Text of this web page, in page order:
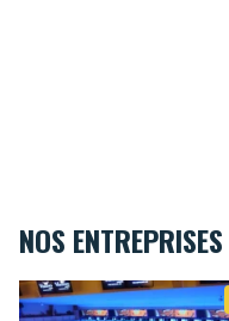
NOS ENTREPRISES
Bowlmaster